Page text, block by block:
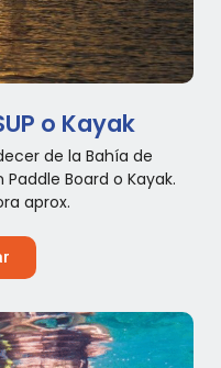
o Kayak
de la Bahía de
Board o Kayak.
aprox.